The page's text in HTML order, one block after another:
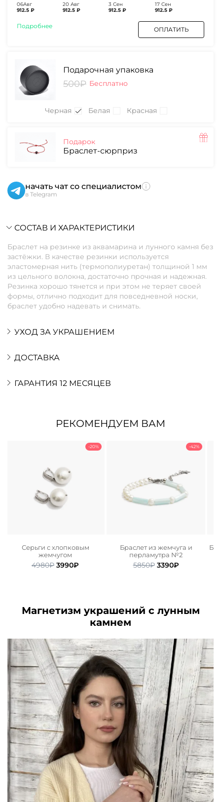
06Авг
912.5 ₽
20 Авг
912.5 ₽
3 Сен
912.5 ₽
17 Сен
912.5 ₽
Подробнее ОПЛАТИТЬ
Подарочная упаковка
500₽ Бесплатно
Черная Белая Красная
Подарок
Браслет-сюрприз
начать чат со специалистом
в Telegram
СОСТАВ И ХАРАКТЕРИСТИКИ
Браслет на резинке из аквамарина и лунного камня без
застёжки. В качестве резинки используется
эластомерная нить (термополиуретан) толщиной 1 мм
из цельного волокна, достаточно прочная и надежная.
Резинка хорошо тянется и при этом не теряет своей
формы, отлично подходит для повседневной носки,
браслет удобно надевать и снимать.
УХОД ЗА УКРАШЕНИЕМ
ДОСТАВКА
ГАРАНТИЯ 12 МЕСЯЦЕВ
РЕКОМЕНДУЕМ ВАМ
-20%
Серьги с хлопковым
жемчугом
4980₽ Первоначальная
3990₽
-42%
Браслет из жемчуга и
перламутра №2
5850₽ Первоначальная
3390₽Текущая
Магнетизм украшений с лунным
камнем